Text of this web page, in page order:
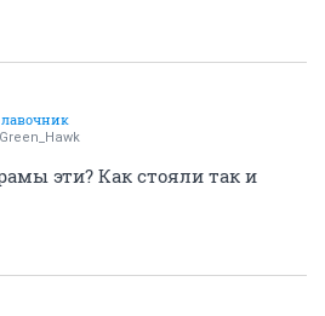
Green_Hawk
эти? Как стояли так и